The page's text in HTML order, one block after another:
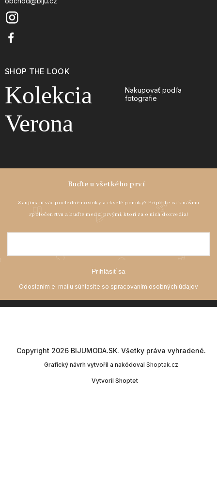
Prihlásiť sa
SHOP THE LOOK
Kolekcia
Verona
Nakupovať podľa
fotografie
Vytvoril Shoptet
Copyright 2026 BIJUMODA.SK. Všetky práva vyhradené.
Grafický návrh vytvořil a nakódoval Shoptak.cz